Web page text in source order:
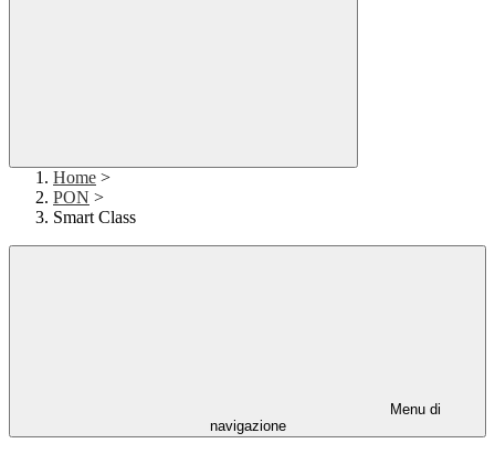
Home >
PON >
Smart Class
Menu di
navigazione